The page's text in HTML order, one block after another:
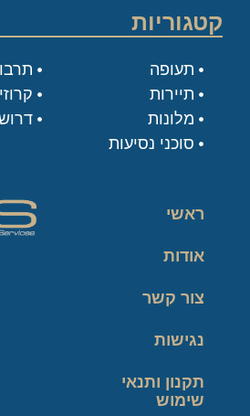
קטגוריות
תעופה
תיירות
מלונות
סוכני נסיעות
תרבות
קרוזים
דרושים
ראשי
אודות
צור קשר
נגישות
תקנון ותנאי
שימוש